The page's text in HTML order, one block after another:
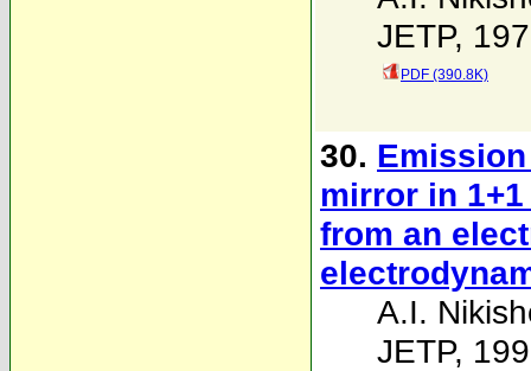
JETP,
PDF (390.8K)
30.
mirror in
from an
A.I.
JETP,